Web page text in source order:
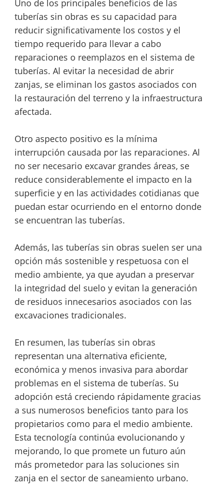
Uno de los principales beneficios de las
tuberías sin obras es su capacidad para
reducir significativamente los costos y el
tiempo requerido para llevar a cabo
reparaciones o reemplazos en el sistema de
tuberías. Al evitar la necesidad de abrir
zanjas, se eliminan los gastos asociados con
la restauración del terreno y la infraestructura
afectada.
Otro aspecto positivo es la mínima
interrupción causada por las reparaciones. Al
no ser necesario excavar grandes áreas, se
reduce considerablemente el impacto en la
superficie y en las actividades cotidianas que
puedan estar ocurriendo en el entorno donde
se encuentran las tuberías.
Además, las tuberías sin obras suelen ser una
opción más sostenible y respetuosa con el
medio ambiente, ya que ayudan a preservar
la integridad del suelo y evitan la generación
de residuos innecesarios asociados con las
excavaciones tradicionales.
En resumen, las tuberías sin obras
representan una alternativa eficiente,
económica y menos invasiva para abordar
problemas en el sistema de tuberías. Su
adopción está creciendo rápidamente gracias
a sus numerosos beneficios tanto para los
propietarios como para el medio ambiente.
Esta tecnología continúa evolucionando y
mejorando, lo que promete un futuro aún
más prometedor para las soluciones sin
zanja en el sector de saneamiento urbano.